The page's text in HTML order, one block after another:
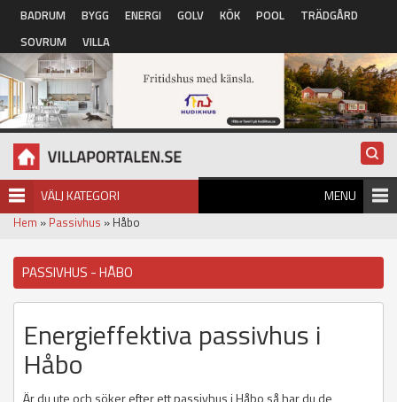
Hoppa till huvudinnehåll
BADRUM BYGG ENERGI GOLV KÖK POOL
TRÄDGÅRD
SOVRUM
VILLA
VÄLJ KATEGORI MENU
Hem » Passivhus » Håbo
PASSIVHUS - HÅBO
Energieffektiva passivhus i
Håbo
Är du ute och söker efter ett passivhus i Håbo så har du de